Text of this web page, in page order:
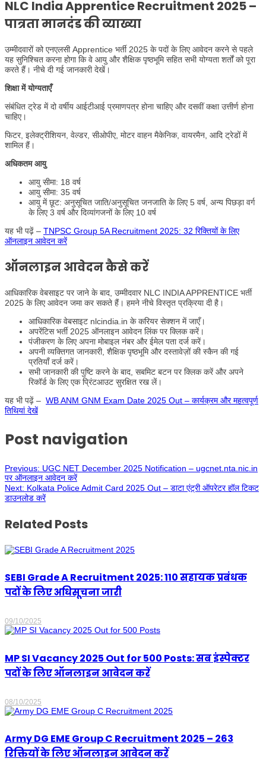
NLC India Apprentice Recruitment 2025 –
पात्रता मानदंड की व्याख्या
उम्मीदवारों को एनएलसी Apprentice भर्ती 2025 के पदों के लिए आवेदन करने से पहले
यह सुनिश्चित करना होगा कि वे आयु और शैक्षिक पृष्ठभूमि सहित सभी योग्यता शर्तों को पूरा
करते हैं। नीचे दी गई जानकारी देखें।
शिक्षा में योग्यताएँ
संबंधित ट्रेड में दो वर्षीय आईटीआई प्रमाणपत्र होना चाहिए और दसवीं कक्षा उत्तीर्ण होना
चाहिए।
फिटर, इलेक्ट्रीशियन, वेल्डर, सीओपीए, मोटर वाहन मैकेनिक, वायरमैन, आदि ट्रेडों में
शामिल हैं।
अधिकतम आयु
आयु सीमा: 18 वर्ष
आयु सीमा: 35 वर्ष
आयु में छूट: अनुसूचित जाति/अनुसूचित जनजाति के लिए 5 वर्ष, अन्य पिछड़ा वर्ग
के लिए 3 वर्ष और दिव्यांगजनों के लिए 10 वर्ष
यह भी पढ़ें – TNPSC Group 5A Recruitment 2025: 32 रिक्तियों के लिए
ऑनलाइन आवेदन करें
ऑनलाइन आवेदन कैसे करें
आधिकारिक वेबसाइट पर जाने के बाद, उम्मीदवार NLC INDIA APPRENTICE भर्ती
2025 के लिए आवेदन जमा कर सकते हैं। हमने नीचे विस्तृत प्रक्रिया दी है।
आधिकारिक वेबसाइट nlcindia.in के करियर सेक्शन में जाएँ।
अपरेंटिस भर्ती 2025 ऑनलाइन आवेदन लिंक पर क्लिक करें।
पंजीकरण के लिए अपना मोबाइल नंबर और ईमेल पता दर्ज करें।
अपनी व्यक्तिगत जानकारी, शैक्षिक पृष्ठभूमि और दस्तावेज़ों की स्कैन की गई
प्रतियाँ दर्ज करें।
सभी जानकारी की पुष्टि करने के बाद, सबमिट बटन पर क्लिक करें और अपने
रिकॉर्ड के लिए एक प्रिंटआउट सुरक्षित रख लें।
यह भी पढ़ें – WB ANM GNM Exam Date 2025 Out – कार्यक्रम और महत्वपूर्ण
तिथियां देखें
Post navigation
Previous: UGC NET December 2025 Notification – ugcnet.nta.nic.in
पर ऑनलाइन आवेदन करें
Next: Kolkata Police Admit Card 2025 Out – डाटा एंट्री ऑपरेटर हॉल टिकट
डाउनलोड करें
Related Posts
SEBI Grade A Recruitment 2025: 110 सहायक प्रबंधक
पदों के लिए अधिसूचना जारी
09/10/2025
MP SI Vacancy 2025 Out for 500 Posts: सब इंस्पेक्टर
पदों के लिए ऑनलाइन आवेदन करें
08/10/2025
Army DG EME Group C Recruitment 2025 – 263
रिक्तियों के लिए ऑनलाइन आवेदन करें